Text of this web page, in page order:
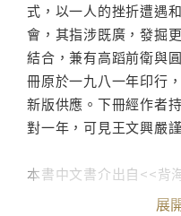
式，以一人的挫折遭遇
會，其指涉既廣，發掘
結合，兼有高蹈前衛與
冊原於一九八一年印行
新版供應。下冊經作者
對一年，可見王文興嚴
本書中文書介出自<<背
展